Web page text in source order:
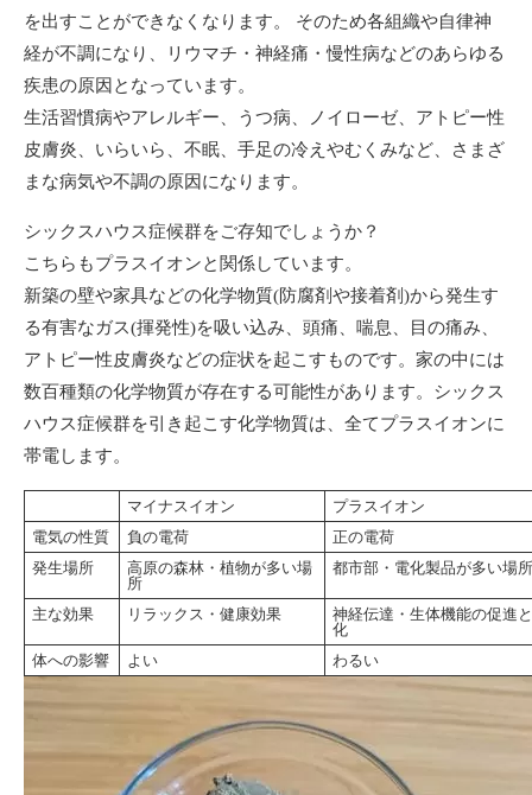
を出すことができなくなります。 そのため各組織や自律神
経が不調になり、リウマチ・神経痛・慢性病などのあらゆる
疾患の原因となっています。
生活習慣病やアレルギー、うつ病、ノイローゼ、アトピー性
皮膚炎、いらいら、不眠、手足の冷えやむくみなど、さまざ
まな病気や不調の原因になります。
シックスハウス症候群をご存知でしょうか？
こちらもプラスイオンと関係しています。
新築の壁や家具などの化学物質(防腐剤や接着剤)から発生す
る有害なガス(揮発性)を吸い込み、頭痛、喘息、目の痛み、
アトピー性皮膚炎などの症状を起こすものです。家の中には
数百種類の化学物質が存在する可能性があります。シックス
ハウス症候群を引き起こす化学物質は、全てプラスイオンに
帯電します。
マイナスイオン
プラスイオン
電気の性質
負の電荷
正の電荷
発生場所
高原の森林・植物が多い場
所
都市部・電化製品が多い場
主な効果 リラックス・健康効果
神経伝達・生体機能の促進
化
体への影響
よい わるい